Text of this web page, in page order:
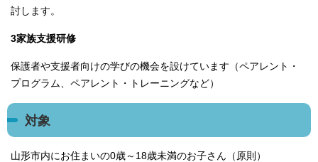
討します。
3家族支援研修
保護者や支援者向けの学びの機会を設けています（ペアレント・
プログラム、ペアレント・トレーニングなど）
対象
山形市内にお住まいの0歳～18歳未満のお子さん（原則）